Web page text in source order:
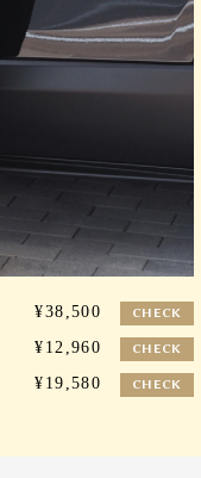
¥38,500 CHECK
¥12,960 CHECK
¥19,580 CHECK